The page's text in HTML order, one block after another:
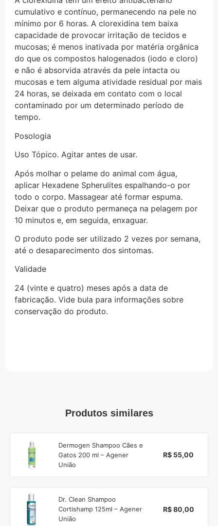
cumulativo e contínuo, permanecendo na pele no
mínimo por 6 horas. A clorexidina tem baixa
capacidade de provocar irritação de tecidos e
mucosas; é menos inativada por matéria orgânica
do que os compostos halogenados (iodo e cloro)
e não é absorvida através da pele intacta ou
mucosas e tem alguma atividade residual por mais
24 horas, se deixada em contato com o local
contaminado por um determinado período de
tempo.
Posologia
Uso Tópico. Agitar antes de usar.
Após molhar o pelame do animal com água,
aplicar Hexadene Spherulites espalhando-o por
todo o corpo. Massagear até formar espuma.
Deixar que o produto permaneça na pelagem por
10 minutos e, em seguida, enxaguar.
O produto pode ser utilizado 2 vezes por semana,
até o desaparecimento dos sintomas.
Validade
24 (vinte e quatro) meses após a data de
fabricação. Vide bula para informações sobre
conservação do produto.
Produtos similares
Dermogen Shampoo Cães e
Gatos 200 ml – Agener
União
R$ 55,00
Dr. Clean Shampoo
Cortishamp 125ml – Agener
União
R$ 80,00